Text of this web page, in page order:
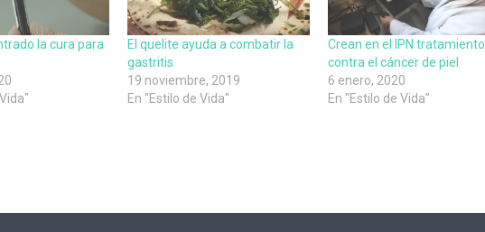
la cura para
El quelite ayuda a combatir la
gastritis
19 noviembre, 2019
En "Estilo de Vida"
Crean en el IPN tratamiento
contra el cáncer de piel
6 enero, 2020
En "Estilo de Vida"